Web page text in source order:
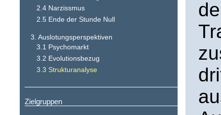
2.4 Narzissmus
2.5 Ende der Stunde Null
3. Auslotungsperspektiven
3.1 Psychomarkt
3.2 Evolutionsbezug
3.3 Strukturanalyse
Zielgruppen